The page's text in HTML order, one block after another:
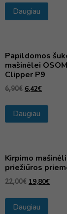
Daugiau
Papildomos
mašinėlei
Clipper P9
6,90€ 6,42€
Daugiau
Kirpimo
priežiūros
22,00€ 19,80€
Daugiau